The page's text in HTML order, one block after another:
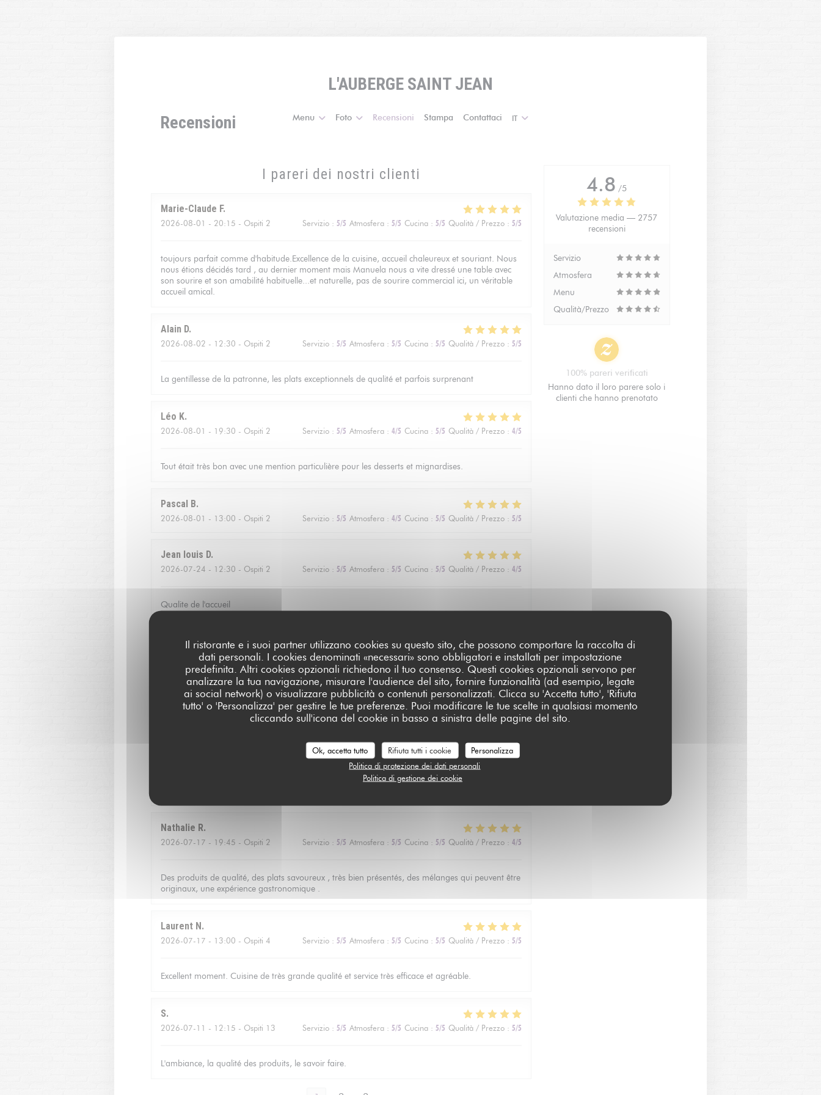
Il ristorante e i suoi partner utilizzano cookies su questo sito, che possono comportare la raccolta di
dati personali. I cookies denominati «necessari» sono obbligatori e installati per impostazione
predefinita. Altri cookies opzionali richiedono il tuo consenso. Questi cookies opzionali servono per
analizzare la tua navigazione, misurare l'audience del sito, fornire funzionalità (ad esempio, legate
ai social network) o visualizzare pubblicità o contenuti personalizzati. Clicca su 'Accetta tutto', 'Rifiuta
tutto' o 'Personalizza' per gestire le tue preferenze. Puoi modificare le tue scelte in qualsiasi momento
cliccando sull'icona del cookie in basso a sinistra delle pagine del sito.
Ok, accetta tutto Rifiuta tutti i cookie
Personalizza
Politica di protezione dei dati personali
Politica di gestione dei cookie
L'AUBERGE SAINT JEAN
Menu Foto Recensioni Stampa Contattaci IT
Recensioni
I pareri dei nostri clienti
Marie-Claude F
2026-08-01 - 20:15 - Ospiti 2 Servizio: 5/5 Atmosfera: 5/5 Cucina: 5/5 Qualità / Prezzo: 5/5
toujours parfait comme d'habitude.Excellence de la cuisine, accueil chaleureux et souriant. Nous
nous étions décidés tard , au dernier moment mais Manuela nous a vite dressé une table avec
son sourire et son amabilité habituelle...et naturelle, pas de sourire commercial ici, un véritable
accueil amical.
Alain D
2026-08-02 - 12:30 - Ospiti 2 Servizio: 5/5 Atmosfera: 5/5 Cucina: 5/5 Qualità / Prezzo: 5/5
La gentillesse de la patronne, les plats exceptionnels de qualité et parfois surprenant
Léo K
2026-08-01 - 19:30 - Ospiti 2 Servizio: 5/5 Atmosfera: 4/5 Cucina: 5/5 Qualità / Prezzo: 4/5
Tout était très bon avec une mention particulière pour les desserts et mignardises.
Pascal B
2026-08-01 - 13:00 - Ospiti 2 Servizio: 5/5 Atmosfera: 4/5 Cucina: 5/5 Qualità / Prezzo: 5/5
Jean louis D
2026-07-24 - 12:30 - Ospiti 2 Servizio: 5/5 Atmosfera: 5/5 Cucina: 5/5 Qualità / Prezzo: 4/5
Qualite de l'accueil
Christoffer N
2026-07-23- 13:15 - Ospiti 2 Servizio: 5/5 Atmosfera: 4/5 Cucina: 5 /5 Qualità / Prezzo : 5/5
Fantastic food and good service. Defininetly worth a michelin star
Servizio: 5/5 Atmosfera: 5/5 Cucina: 5/5 Qualità / Prezzo: 5/5
Service excellent, la qualité du repas était exceptionnel. Nous avons passé une soirée très
Nathalie R
2026-07-17 - 19:45 - Ospiti 2 Servizio: 5/5 Atmosfera: 5/5 Cucina: 5/5 Qualità / Prezzo: 4/5
Des produits de qualité, des plats savoureux , très bien présentés, des mélanges qui peuvent être
originaux, une expérience gastronomique .
Laurent N
2026-07-17 - 13:00 - Ospiti 4 Servizio: 5/5 Atmosfera: 5/5 Cucina: 5/5 Qualità / Prezzo: 5/5
Excellent moment. Cuisine de très grande qualité et service très efficace et agréable.
S
2026-07-11 - 12:15 - Ospiti 13 Servizio: 5/5 Atmosfera: 5/5 Cucina: 5/5 Qualità / Prezzo: 5/5
L'ambiance, la qualité des produits, le savoir faire.
4.8 /5
Valutazione media — 2757
recensioni
Servizio
Atmosfera
Menu
Qualità/Prezzo
100% pareri verificati
Hanno dato il loro parere solo i
clienti che hanno prenotato
L'AUBERGE SAINT JEAN